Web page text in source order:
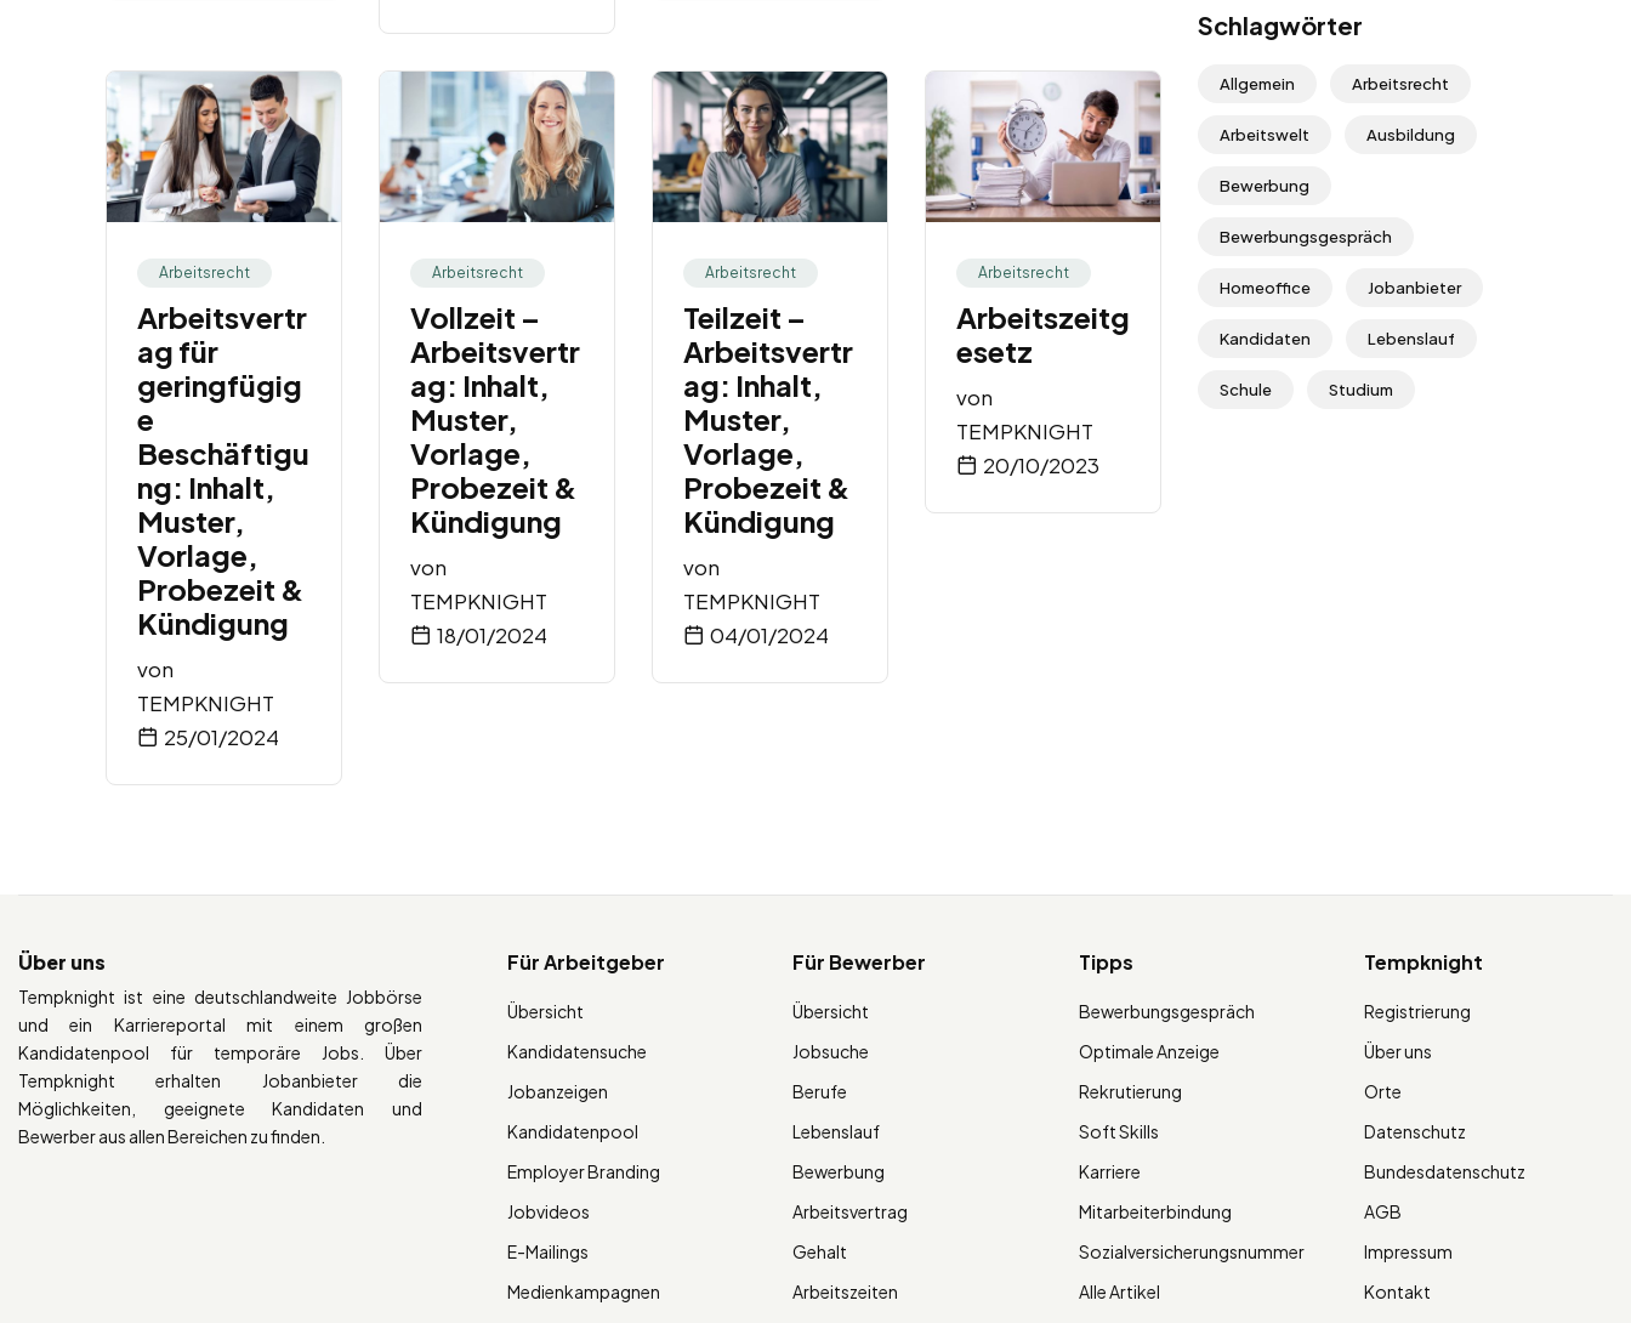
Arbeitsrecht
Arbeitsvertr
ag für
geringfügig
e
Beschäftigu
ng: Inhalt,
Muster,
Vorlage,
Probezeit &
Kündigung
von
TEMPKNIGHT
25/01/2024
Arbeitsrecht
Vollzeit –
Arbeitsvertr
ag: Inhalt,
Muster,
Vorlage,
Probezeit &
Kündigung
von
TEMPKNIGHT
18/01/2024
Arbeitsrecht
Teilzeit –
Arbeitsvertr
ag: Inhalt,
Muster,
Vorlage,
Probezeit &
Kündigung
von
TEMPKNIGHT
04/01/2024
Arbeitsrecht
Arbeitszeitg
esetz
von
TEMPKNIGHT
20/10/2023
Schlagwörter
Allgemein Arbeitsrecht
Arbeitswelt Ausbildung
Bewerbung
Bewerbungsgespräch
Homeoffice Jobanbieter
Kandidaten Lebenslauf
Schule Studium
Über uns
Tempknight ist eine deutschlandweite Jobbörse
und ein Karriereportal mit einem großen
Kandidatenpool für temporäre Jobs. Über
Tempknight erhalten Jobanbieter die
Möglichkeiten, geeignete Kandidaten und
Bewerber aus allen Bereichen zu finden.
Für Arbeitgeber
Übersicht
Kandidatensuche
Jobanzeigen
Kandidatenpool
Employer Branding
Jobvideos
E-Mailings
Medienkampagnen
Für Bewerber
Übersicht
Jobsuche
Berufe
Lebenslauf
Bewerbung
Arbeitsvertrag
Gehalt
Arbeitszeiten
Tipps
Bewerbungsgespräch
Optimale Anzeige
Rekrutierung
Soft Skills
Karriere
Mitarbeiterbindung
Sozialversicherungsnummer
Alle Artikel
Tempknight
Registrierung
Über uns
Orte
Datenschutz
Bundesdatenschutz
AGB
Impressum
Kontakt